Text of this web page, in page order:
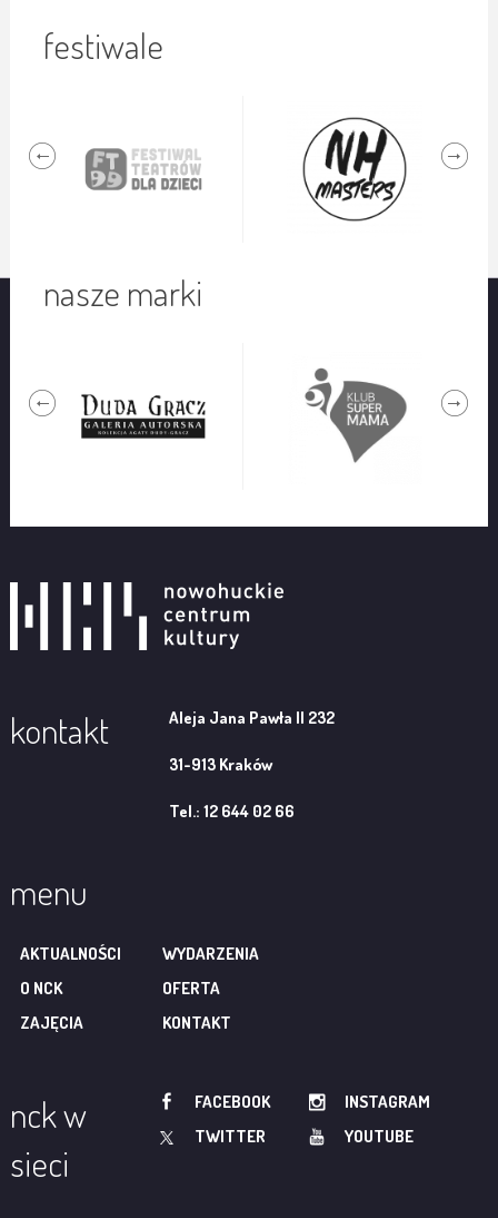
festiwale
nasze marki
kontakt Aleja Jana Pawła II 232
31-913 Kraków
Tel.: 12 644 02 66
menu
AKTUALNOŚCI
WYDARZENIA
O NCK
OFERTA
ZAJĘCIA
KONTAKT
nck w
sieci
FACEBOOK
INSTAGRAM
TWITTER
YOUTUBE